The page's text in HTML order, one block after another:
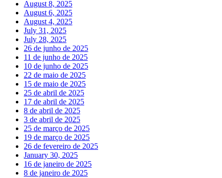
August 8, 2025
August 6, 2025
August 4, 2025
July 31, 2025
July 28, 2025
26 de junho de 2025
11 de junho de 2025
10 de junho de 2025
22 de maio de 2025
15 de maio de 2025
25 de abril de 2025
17 de abril de 2025
8 de abril de 2025
3 de abril de 2025
25 de março de 2025
19 de março de 2025
26 de fevereiro de 2025
January 30, 2025
16 de janeiro de 2025
8 de janeiro de 2025